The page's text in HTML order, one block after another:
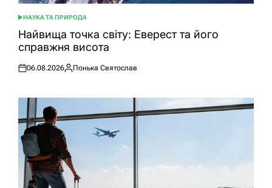
ОПУБЛІКУВАТИ
У
НАУКА ТА ПРИРОДА
Найвища точка світу: Еверест та його
справжня висота
Оприлюднено
06.08.2026
Опубліковано
Понька Святослав